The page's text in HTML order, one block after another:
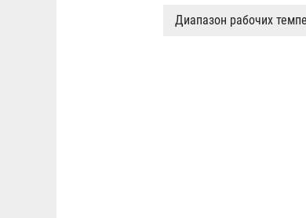
Диапазон рабочих